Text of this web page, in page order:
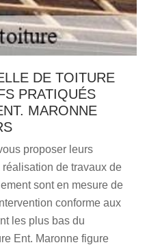
DE TOITURE
PRATIQUÉS
MARONNE
proposer leurs
de travaux de
sont en mesure de
conforme aux
les plus bas du
Ent. Maronne figure